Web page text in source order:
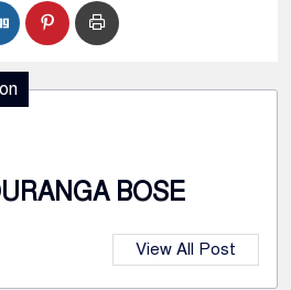
BOSE
View All Post